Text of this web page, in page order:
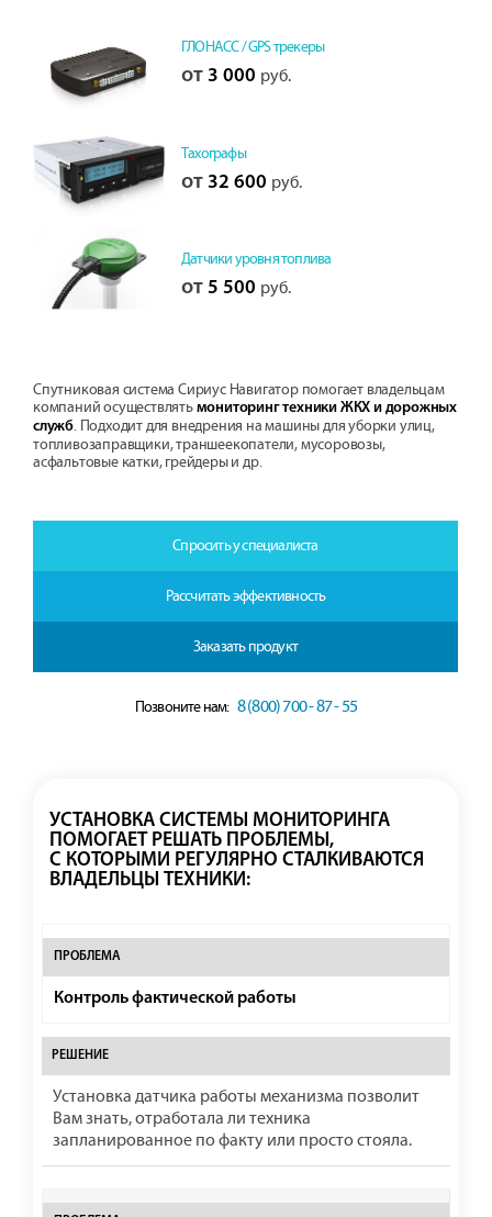
ГЛОНАСС / GPS трекеры
от 3 000 руб.
Тахографы
от 32 600 руб.
Датчики уровня топлива
от 5 500 руб.
Спутниковая система Сириус Навигатор помогает владельцам
компаний осуществлять мониторинг техники ЖКХ и дорожных
служб. Подходит для внедрения на машины для уборки улиц,
топливозаправщики, траншеекопатели, мусоровозы,
асфальтовые катки, грейдеры и др.
Спросить у специалиста
Рассчитать эффективность
Заказать продукт
Позвоните нам: 8 (800) 700 - 87 - 55
УСТАНОВКА СИСТЕМЫ МОНИТОРИНГА
ПОМОГАЕТ РЕШАТЬ ПРОБЛЕМЫ,
С КОТОРЫМИ РЕГУЛЯРНО СТАЛКИВАЮТСЯ
ВЛАДЕЛЬЦЫ ТЕХНИКИ:
Контроль фактической работы
Установка датчика работы механизма позволит
Вам знать, отработала ли техника
запланированное по факту или просто стояла.